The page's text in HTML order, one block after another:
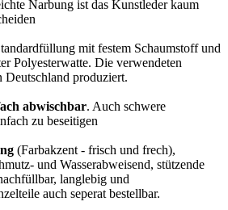
Narbung ist das Kunstleder kaum
mit festem Schaumstoff und
Polyesterwatte. Die verwendeten
produziert.
abwischbar. Auch schwere
zu beseitigen
(Farbakzent - frisch und frech),
und Wasserabweisend, stützende
langlebig und
auch seperat bestellbar.